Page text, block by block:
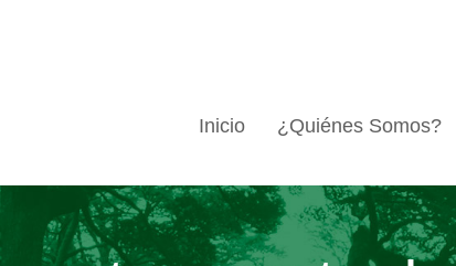
Inicio ¿Quiénes Somos?